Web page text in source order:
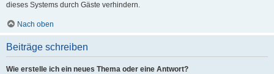
dieses Systems durch Gäste verhindern.
Nach oben
Beiträge schreiben
Wie erstelle ich ein neues Thema oder eine Antwort?